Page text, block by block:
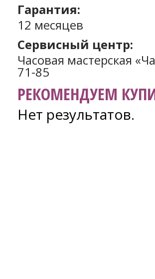
Гарантия:
12 месяцев
Сервисный центр:
Часовая мастерская
71-85
РЕКОМЕНДУЕМ
Нет результатов.